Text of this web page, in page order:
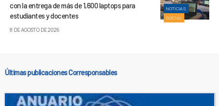
NOTICIAS
SOCIAL
con la entrega de más de 1,600 laptops para
estudiantes y docentes
8 DE AGOSTO DE 2026
Últimas publicaciones Corresponsables